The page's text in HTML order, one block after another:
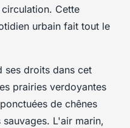
Cette
urbain fait tout le
ses droits dans cet
prairies verdoyantes
de chênes
L'air marin,